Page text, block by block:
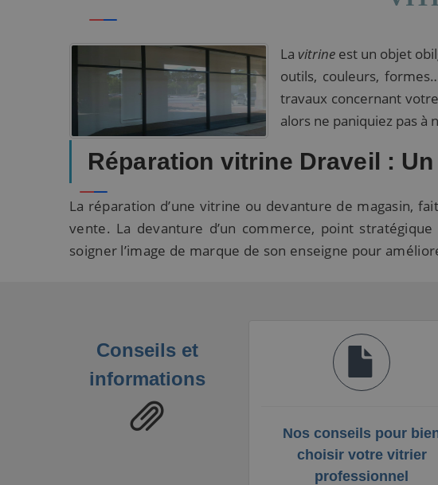
La vitrine est un objet
outils, couleurs,
travaux concernant
alors ne paniquiez pas à
Réparation vitrine Draveil :
La réparation d’une vitrine ou devanture de magasin,
vente. La devanture d’un commerce, point
soigner l’image de marque de son enseigne pour
Conseils et
informations
Nos conseils pour
choisir votre vitrier
professionnel